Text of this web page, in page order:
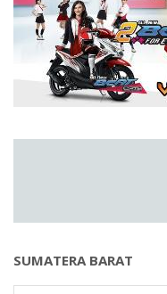
SUMATERA BARAT